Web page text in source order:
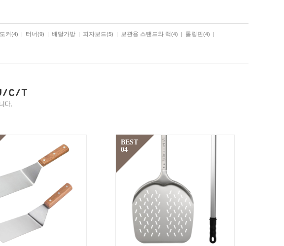
커 (4) 터너(9) 배달가방 피자보드(5) 보관용 스탠드와 랙(4) 롤링핀(4)
BEST
04